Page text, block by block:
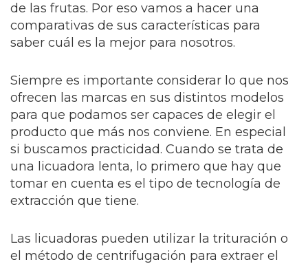
de las frutas. Por eso vamos a hacer una
comparativas de sus características para
saber cuál es la mejor para nosotros.
Siempre es importante considerar lo que nos
ofrecen las marcas en sus distintos modelos
para que podamos ser capaces de elegir el
producto que más nos conviene. En especial
si buscamos practicidad. Cuando se trata de
una licuadora lenta, lo primero que hay que
tomar en cuenta es el tipo de tecnología de
extracción que tiene.
Las licuadoras pueden utilizar la trituración o
el método de centrifugación para extraer el